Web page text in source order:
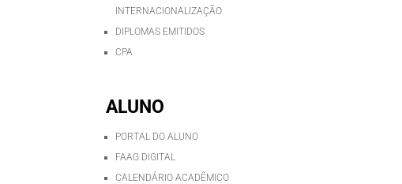
INTERNACIONALIZAÇÃO
DIPLOMAS EMITIDOS
CPA
ALUNO
PORTAL DO ALUNO
FAAG DIGITAL
CALENDÁRIO ACADÊMICO